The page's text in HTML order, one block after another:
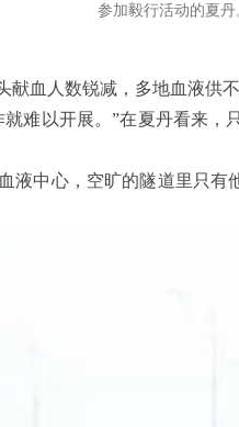
参加毅行活动的夏丹
血人数锐减，多地血液供
难以开展。”在夏丹看来
液中心，空旷的隧道里只有